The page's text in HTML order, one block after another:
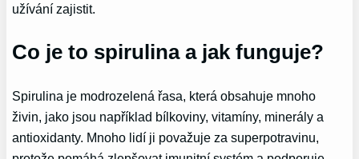
užívání zajistit.
Co je to spirulina a jak funguje?
Spirulina je modrozelená řasa, která obsahuje mnoho
živin, jako jsou například bílkoviny, vitamíny, minerály a
antioxidanty. Mnoho lidí ji považuje za superpotravinu,